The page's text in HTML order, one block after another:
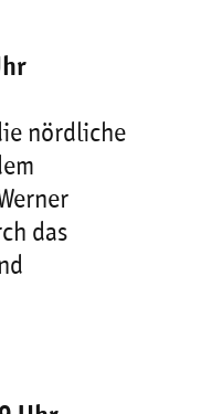
nördliche
das